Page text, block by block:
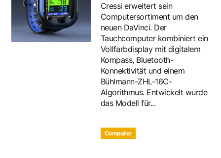
Cressi erweitert sein
Computersortiment um den
neuen DaVinci. Der
Tauchcomputer kombiniert ein
Vollfarbdisplay mit digitalem
Kompass, Bluetooth-
Konnektivität und einem
Bühlmann-ZHL-16C-
Algorithmus. Entwickelt wurde
das Modell für...
Computer